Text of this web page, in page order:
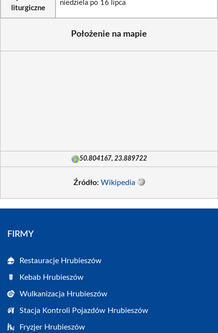
liturgiczne
niedziela po 16 lipca
Położenie na mapie
50.804167, 23.889722
Źródło: Wikipedia
FIRMY
Restauracje Hrubieszów
Kebab Hrubieszów
Wulkanizacja Hrubieszów
Stacja Kontroli Pojazdów Hrubieszów
Fryzjer Hrubieszów